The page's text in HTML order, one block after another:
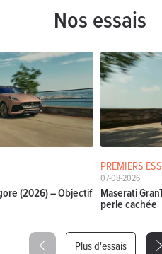
Nos essais
(2026) – Objectif
PREMIERS
07-08-2026
Maserati
perle cachée
Plus d'essais